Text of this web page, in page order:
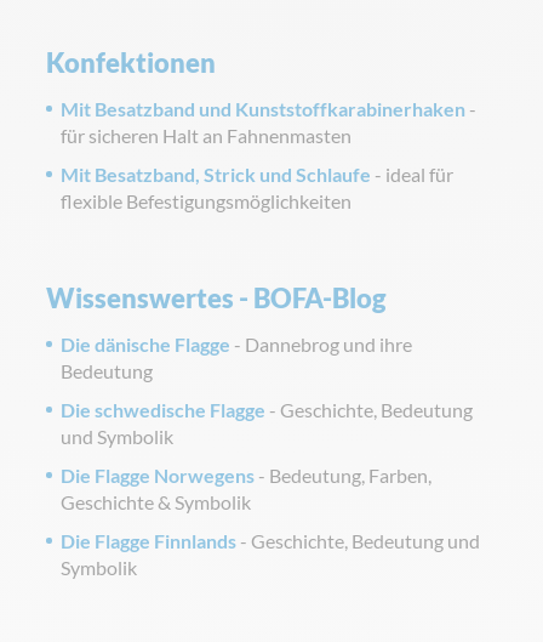
Konfektionen
Mit Besatzband und Kunststoffkarabinerhaken -
für sicheren Halt an Fahnenmasten
Mit Besatzband, Strick und Schlaufe - ideal für
flexible Befestigungsmöglichkeiten
Wissenswertes - BOFA-Blog
Die dänische Flagge - Dannebrog und ihre
Bedeutung
Die schwedische Flagge - Geschichte, Bedeutung
und Symbolik
Die Flagge Norwegens - Bedeutung, Farben,
Geschichte & Symbolik
Die Flagge Finnlands - Geschichte, Bedeutung und
Symbolik